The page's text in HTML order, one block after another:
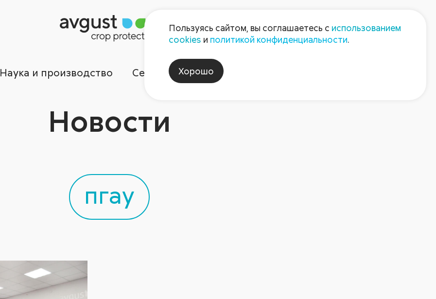
Пресс-центр Контакты
Наука и производство Сервисы Компания
Новости
пгау
Пользуясь сайтом, вы соглашаетесь с использованием
cookies и политикой конфиденциальности.
Хорошо